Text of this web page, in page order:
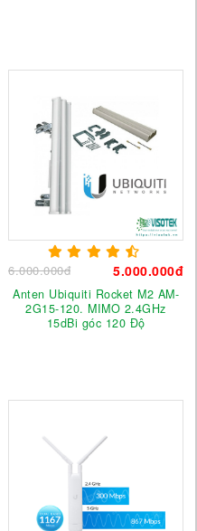
6.000.000đ 5.000.000đ
Anten Ubiquiti Rocket M2 AM-
2G15-120. MIMO 2.4GHz
15dBi góc 120 Độ